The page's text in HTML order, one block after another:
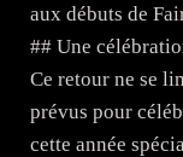
aux débuts de
## Une
Ce retour ne se
prévus pour
cette année